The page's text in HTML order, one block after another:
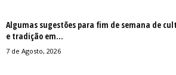
Algumas sugestões para fim de semana de
e tradição em...
7 de Agosto, 2026